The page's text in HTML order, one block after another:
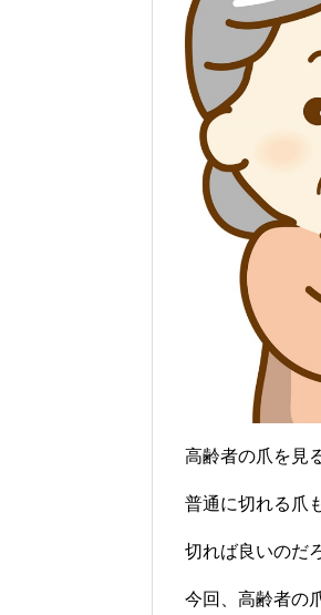
高齢者の爪を見
普通に切れる爪
切れば良いのだ
今回、高齢者の